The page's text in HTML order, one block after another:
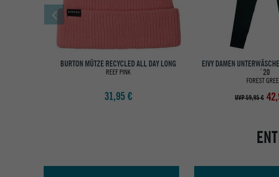
BURTON MÜTZE RECYCLED ALL DAY LONG
REEF PINK
31,95 €
EIVY DAMEN
´20
FOREST
UVP 59,95 €